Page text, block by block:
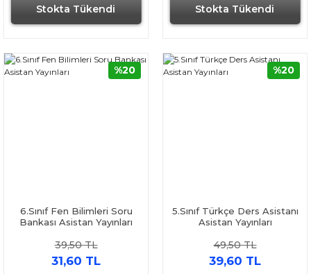
Stokta Tükendi Stokta Tükendi
6.Sınıf Fen Bilimleri Soru
Bankası Asistan Yayınları
39,50 TL
31,60 TL
%20
5.Sınıf Türkçe Ders Asistanı
Asistan Yayınları
49,50 TL
39,60 TL
%20